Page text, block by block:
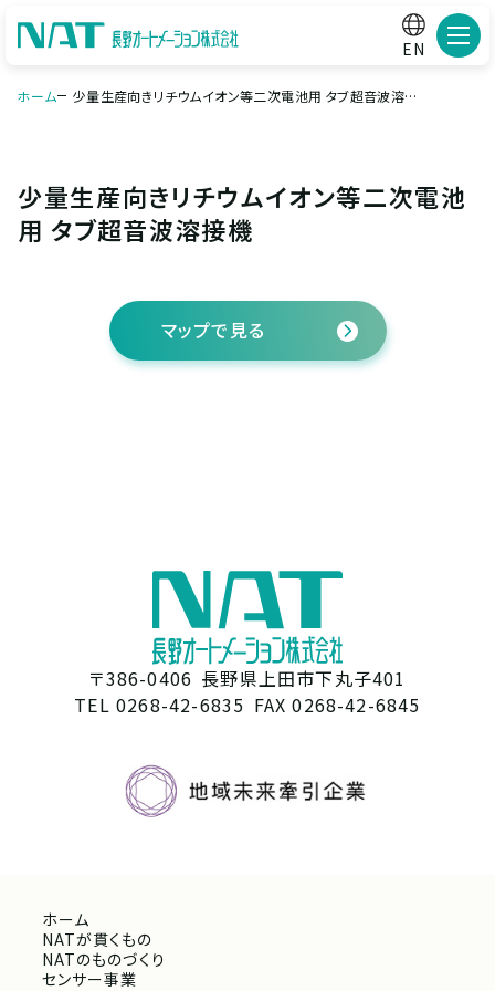
EN メニ
ホーム 少量生産向きリチウムイオン等二次電池用 タブ超音波溶接
少量生産向きリチウムイオン等二次電池
用 タブ超音波溶接機
マップで見る
〒386-0406 長野県上田市下丸子401
TEL 0268-42-6835 FAX 0268-42-6845
ホーム
NATが貫くもの
NATのものづくり
センサー事業